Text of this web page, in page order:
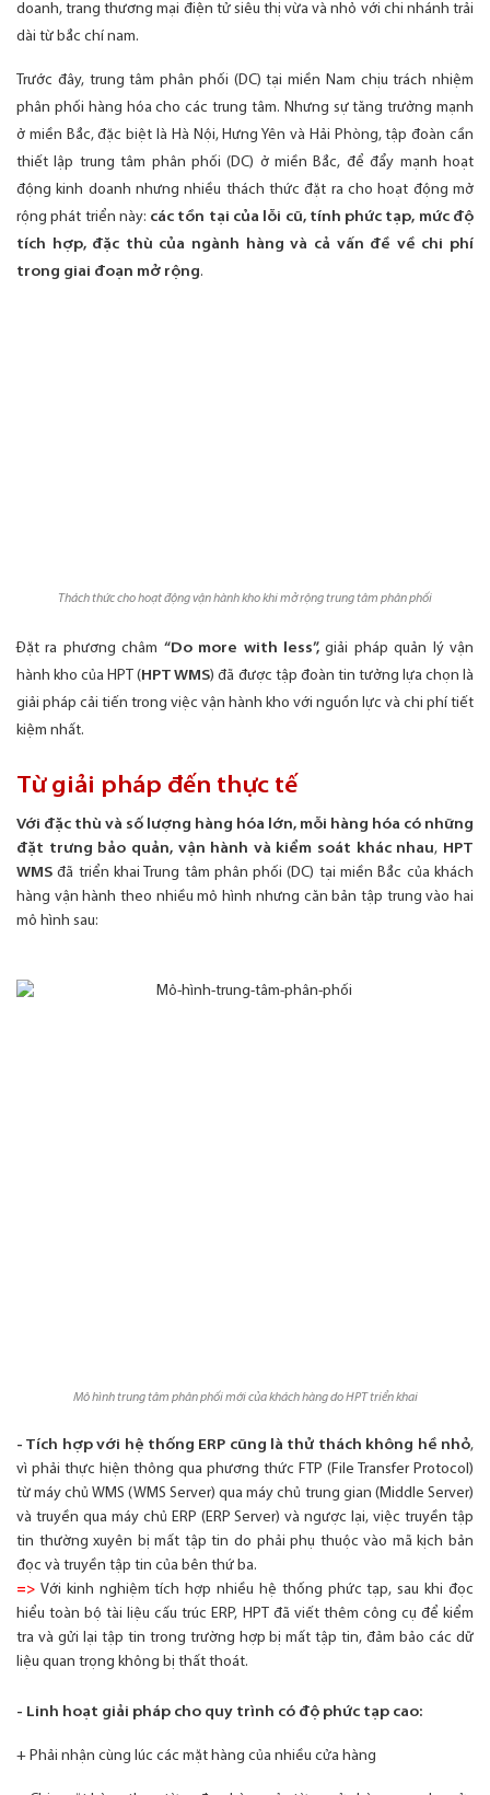
doanh, trang thương mại điện tử siêu thị vừa và nhỏ với chi nhánh trải
dài từ bắc chí nam.
Trước đây, trung tâm phân phối (DC) tại miền Nam chịu trách nhiệm
phân phối hàng hóa cho các trung tâm. Nhưng sự tăng trưởng mạnh
ở miền Bắc, đặc biệt là Hà Nội, Hưng Yên và Hải Phòng, tập đoàn cần
thiết lập trung tâm phân phối (DC) ở miền Bắc, để đẩy mạnh hoạt
động kinh doanh nhưng nhiều thách thức đặt ra cho hoạt động mở
rộng phát triển này: các tồn tại của lỗi cũ, tính phức tạp, mức độ
tích hợp, đặc thù của ngành hàng và cả vấn đề về chi phí
trong giai đoạn mở rộng.
Thách thức cho hoạt động vận hành kho khi mở rộng trung tâm phân phối
Đặt ra phương châm “Do more with less”,giải pháp quản lý vận
hành kho của HPT (HPT WMS) đã được tập đoàn tin tưởng lựa chọn là
giải pháp cải tiến trong việc vận hành kho với nguồn lực và chi phí tiết
kiệm nhất.
Từ giải pháp đến thực tế
Với đặc thù và số lượng hàng hóa lớn, mỗi hàng hóa có những
đặt trưng bảo quản, vận hành và kiểm soát khác nhau, HPT
WMS đã triển khai Trung tâm phân phối (DC) tại miền Bắc của khách
hàng vận hành theo nhiều mô hình nhưng căn bản tập trung vào hai
mô hình sau:
Mô hình trung tâm phân phối mới của khách hàng do HPT triển khai
- Tích hợp với hệ thống ERP cũng là thử thách không hề nhỏ,
vì phải thực hiện thông qua phương thức FTP (File Transfer Protocol)
từ máy chủ WMS (WMS Server) qua máy chủ trung gian (Middle Server)
và truyền qua máy chủ ERP (ERP Server) và ngược lại, việc truyền tập
tin thường xuyên bị mất tập tin do phải phụ thuộc vào mã kịch bản
đọc và truyền tập tin của bên thứ ba.
=> Với kinh nghiệm tích hợp nhiều hệ thống phức tạp, sau khi đọc
hiểu toàn bộ tài liệu cấu trúc ERP, HPT đã viết thêm công cụ để kiểm
tra và gửi lại tập tin trong trường hợp bị mất tập tin, đảm bảo các dữ
liệu quan trọng không bị thất thoát.
- Linh hoạt giải pháp cho quy trình có độ phức tạp cao:
+ Phải nhận cùng lúc các mặt hàng của nhiều cửa hàng